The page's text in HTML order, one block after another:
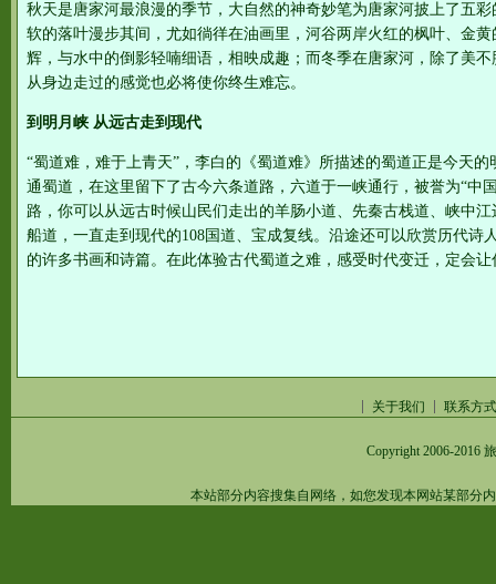
秋天是唐家河最浪漫的季节，大自然的神奇妙笔为唐家河披上了五
软的落叶漫步其间，尤如徜徉在油画里，河谷两岸火红的枫叶、金
辉，与水中的倒影轻喃细语，相映成趣；而冬季在唐家河，除了美
从身边走过的感觉也必将使你终生难忘。
到明月峡 从远古走到现代
“蜀道难，难于上青天”，李白的《蜀道难》所描述的蜀道正是今天
通蜀道，在这里留下了古今六条道路，六道于一峡通行，被誉为“中
路，你可以从远古时候山民们走出的羊肠小道、先秦古栈道、峡中
船道，一直走到现代的108国道、宝成复线。沿途还可以欣赏历代诗
的许多书画和诗篇。在此体验古代蜀道之难，感受时代变迁，定会
关于我们 联系方式
Copyright 2006-2016
本站部分内容搜集自网络，如您发现本网站某部分